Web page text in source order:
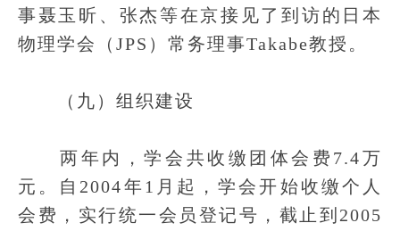
事聂玉昕、张杰等在京接见了到访的日本
物理学会（JPS）常务理事Takabe教授。
（九）组织建设
两年内，学会共收缴团体会费7.4万
元。自2004年1月起，学会开始收缴个人
会费，实行统一会员登记号，截止到2005